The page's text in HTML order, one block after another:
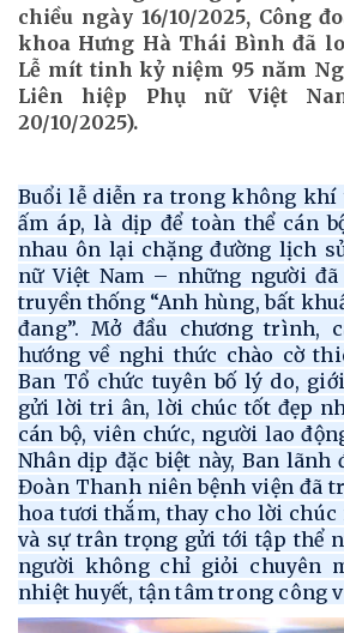
chiều ngày 16/10/2025, Công
khoa Hưng Hà Thái Bình đã
Lễ mít tinh kỷ niệm 95 năm
Liên hiệp Phụ nữ Việt
20/10/2025).
Buổi lễ diễn ra trong không
ấm áp, là dịp để toàn thể cán
nhau ôn lại chặng đường lịch
nữ Việt Nam – những người
truyền thống “Anh hùng, bất
đang”. Mở đầu chương trình,
hướng về nghi thức chào cờ
Ban Tổ chức tuyên bố lý do,
gửi lời tri ân, lời chúc tốt đẹp
cán bộ, viên chức, người lao
Nhân dịp đặc biệt này, Ban lãnh
Đoàn Thanh niên bệnh viện đã
hoa tươi thắm, thay cho lời
và sự trân trọng gửi tới tập thể
người không chỉ giỏi chuyên
nhiệt huyết, tận tâm trong công